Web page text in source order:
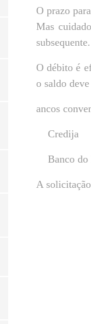
O prazo
Mas
subsequente.
O débito é
o saldo
ancos
Credija
Banco do
A